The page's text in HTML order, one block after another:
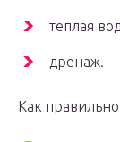
теплая
дренаж.
Как